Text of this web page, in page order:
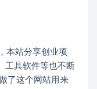
本站分享创业项
工具软件等也不断
了这个网站用来